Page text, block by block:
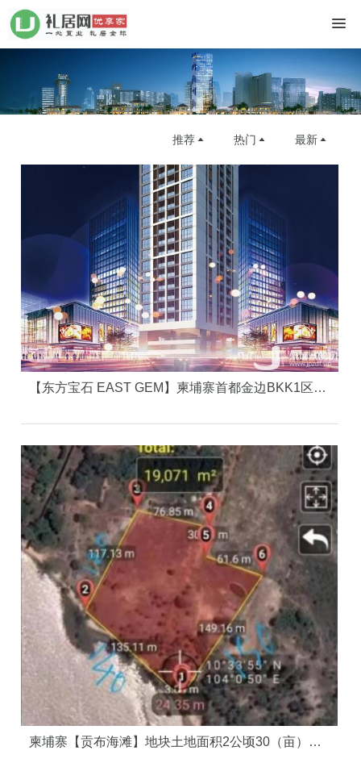
推荐 热门 最新
【东方宝石 EAST GEM】柬埔寨首都金边BKK1区（大使馆中央区）核心资产，中心的中心
柬埔寨【贡布海滩】地块土地面积2公顷30（亩）自然景观绝佳